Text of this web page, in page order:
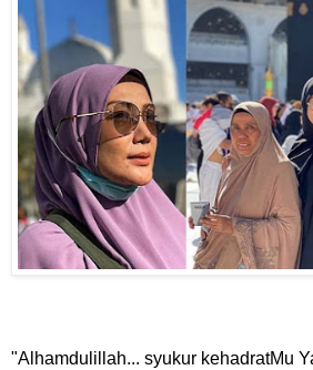
"Alhamdulillah... syukur kehadratMu